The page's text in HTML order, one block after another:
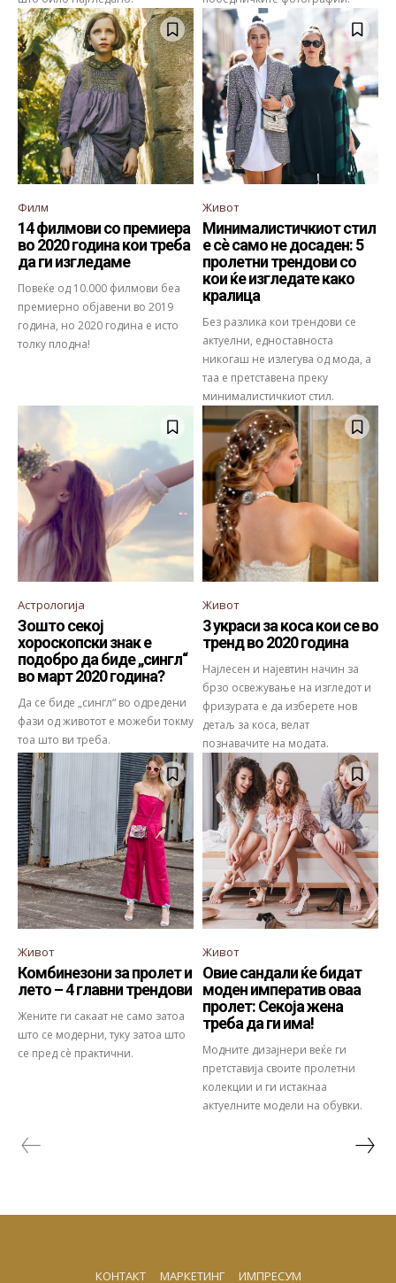
Филм
14 филмови со премиера
во 2020 година кои треба
да ги изгледаме
Повеќе од 10.000 филмови беа
премиерно објавени во 2019
година, но 2020 година е исто
толку плодна!
Живот
Минималистичкиот стил
е сè само не досаден: 5
пролетни трендови со
кои ќе изгледате како
кралица
Без разлика кои трендови се
актуелни, едноставноста
никогаш не излегува од мода, а
таа е претставена преку
минималистичкиот стил.
Астрологија
Зошто секој
хороскопски знак е
подобро да биде „сингл“
во март 2020 година?
Да се биде „сингл“ во одредени
фази од животот е можеби токму
тоа што ви треба.
Живот
3 украси за коса кои се во
тренд во 2020 година
Најлесен и најевтин начин за
брзо освежување на изгледот и
фризурата е да изберете нов
детаљ за коса, велат
познавачите на модата.
Живот
Комбинезони за пролет и
лето – 4 главни трендови
Жените ги сакаат не само затоа
што се модерни, туку затоа што
се пред сè практични.
Живот
Овие сандали ќе бидат
моден императив оваа
пролет: Секоја жена
треба да ги има!
Модните дизајнери веќе ги
претставија своите пролетни
колекции и ги истакнаа
актуелните модели на обувки.
КОНТАКТ МАРКЕТИНГ ИМПРЕСУМ